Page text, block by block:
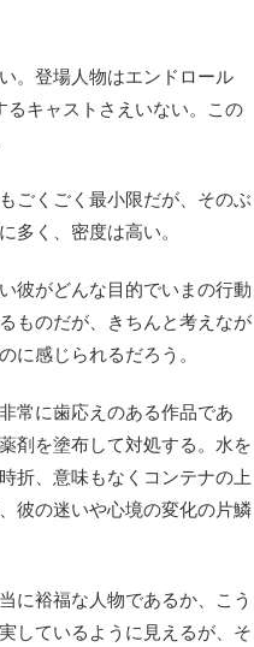
。登場人物はエンドロール
るキャストさえいない。この
ごくごく最小限だが、そのぶ
多く、密度は高い。
彼がどんな目的でいまの行動
ものだが、きちんと考えなが
に感じられるだろう。
常に歯応えのある作品であ
剤を塗布して対処する。水を
折、意味もなくコンテナの上
彼の迷いや心境の変化の片鱗
に裕福な人物であるか、こう
しているように見えるが、そ